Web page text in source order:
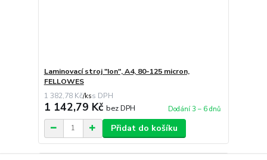
Laminovací stroj "Ion", A4, 80-125 micron,
FELLOWES
1 382,78 Kč/ks
1 142,79 Kč bez DPH Dodání 3 – 6 dnů
Přidat do košíku